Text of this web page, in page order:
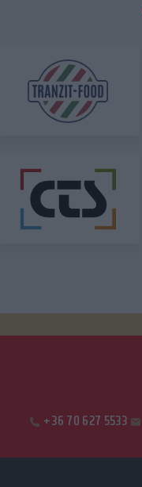
+36 70 627 5533